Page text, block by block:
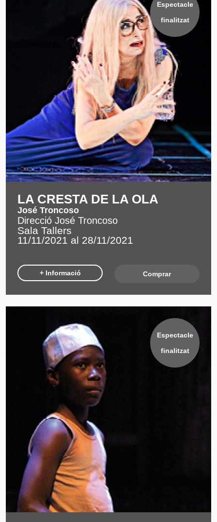
Espectacle
finalitzat
LA CRESTA DE LA OLA
José Troncoso
Direcció José Troncoso
Sala Tallers
11/11/2021 al 28/11/2021
+ Informació Comprar
Espectacle
finalitzat